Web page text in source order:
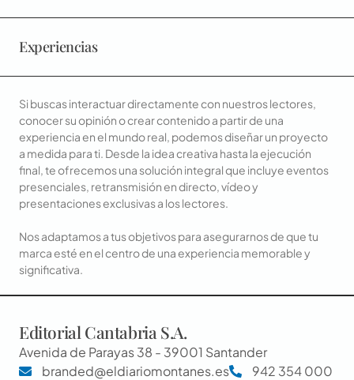
Experiencias
Si buscas interactuar directamente con nuestros lectores,
conocer su opinión o crear contenido a partir de una
experiencia en el mundo real, podemos diseñar un proyecto
a medida para ti. Desde la idea creativa hasta la ejecución
final, te ofrecemos una solución integral que incluye eventos
presenciales, retransmisión en directo, vídeo y
presentaciones exclusivas a los lectores.
Nos adaptamos a tus objetivos para asegurarnos de que tu
marca esté en el centro de una experiencia memorable y
significativa.
Editorial Cantabria S.A.
Avenida de Parayas 38 - 39001 Santander
branded@eldiariomontanes.es
942 354 000